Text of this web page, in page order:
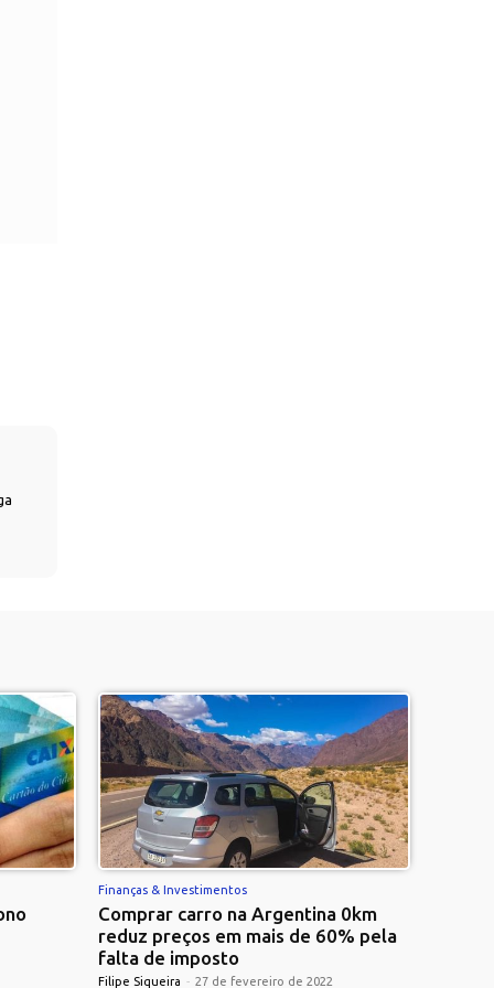
Finanças & Investimentos
Comprar carro na Argentina 0km
reduz preços em mais de 60% pela
falta de imposto
Filipe Siqueira - 27 de fevereiro de 2022